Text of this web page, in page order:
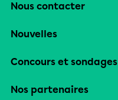
Nous contacter
Nouvelles
Concours et sondages
Nos partenaires